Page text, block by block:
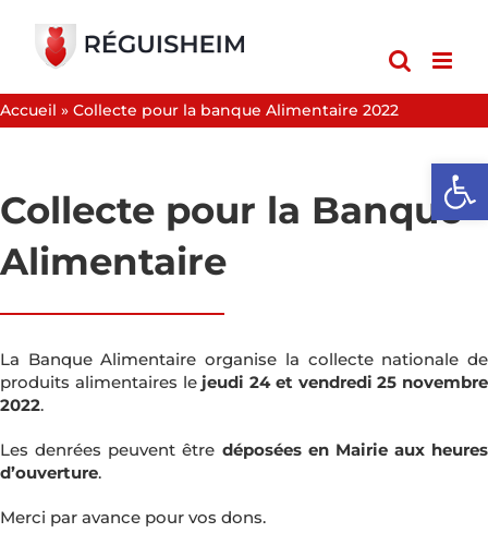
contenu
Accueil » Collecte pour la banque Alimentaire 2022
Collecte pour la Banque
Alimentaire
La Banque Alimentaire organise la collecte nationale de
produits alimentaires le jeudi 24 et vendredi 25 novembre
2022.
Les denrées peuvent être déposées en Mairie aux heures
d’ouverture.
Merci par avance pour vos dons.
Ouvrir